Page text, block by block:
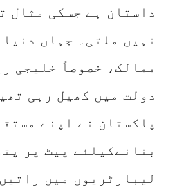
داستان ہے جسکی مثال
نہیں ملتی۔ جہاں دنیا
ممالک، خصوصاً خلیجی
دولت میں کھیل رہی
پاکستان نے اپنے
بنانےکیلئے پیٹ پر
لیبارٹریوں میں راتیں